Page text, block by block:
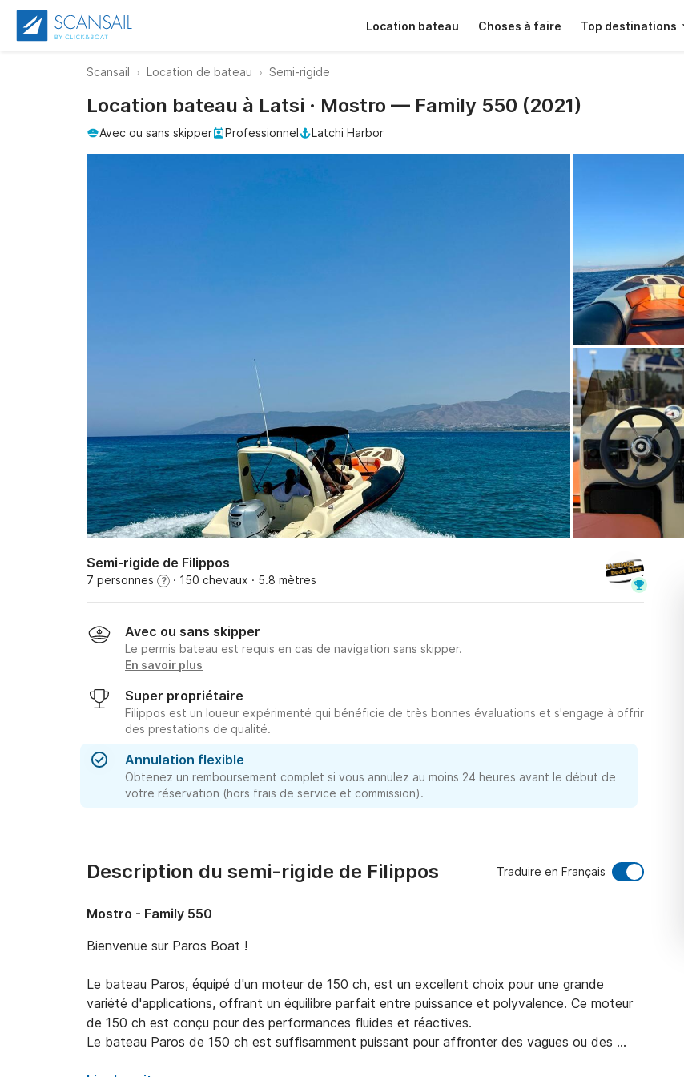
Location bateau Choses à faire Top destinations
Scansail Location de bateau Semi-rigide
Location bateau à Latsi · Mostro — Family 550 (2021)
Avec ou sans skipper Professionnel Latchi Harbor
Semi-rigide de Filippos
7 personnes ? · 150 chevaux · 5.8 mètres
Avec ou sans skipper
Le permis bateau est requis en cas de navigation sans skipper.
En savoir plus
Super propriétaire
Filippos est un loueur expérimenté qui bénéficie de très bonnes évaluations et s'engage à offrir
des prestations de qualité.
Annulation flexible
Obtenez un remboursement complet si vous annulez au moins 24 heures avant le début de
votre réservation (hors frais de service et commission).
Description du semi-rigide de Filippos Traduire en Français
Mostro - Family 550
Bienvenue sur Paros Boat !
Le bateau Paros, équipé d'un moteur de 150 ch, est un excellent choix pour une grande
variété d'applications, offrant un équilibre parfait entre puissance et polyvalence. Ce moteur
de 150 ch est conçu pour des performances fluides et réactives.
Le bateau Paros de 150 ch est suffisamment puissant pour affronter des vagues ou des